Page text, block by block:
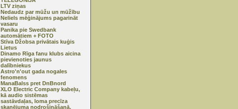
LTV ziņas
Nedaudz par mūžu un mūžību
Neliels mēģinājums pagarināt
vasaru
Panika pie Swedbank
automātiem + FOTO
Stīva Džobsa privātais kuģis
Lietus
Dinamo Rīga fanu klubs aicina
pievienoties jaunus
dalībniekus
Astro'n'out gada nogales
fenomens
ManaBalss pret DnBnord
XLO Electric Company kabeļu,
kā audio sistēmas
sastāvdaļas, loma precīza
skanējuma nodrošināšanā.